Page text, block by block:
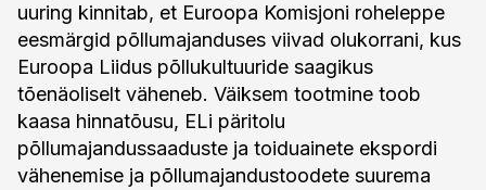
uuring kinnitab, et Euroopa Komisjoni roheleppe
eesmärgid põllumajanduses viivad olukorrani, kus
Euroopa Liidus põllukultuuride saagikus
tõenäoliselt väheneb. Väiksem tootmine toob
kaasa hinnatõusu, ELi päritolu
põllumajandussaaduste ja toiduainete ekspordi
vähenemise ja põllumajandustoodete suurema